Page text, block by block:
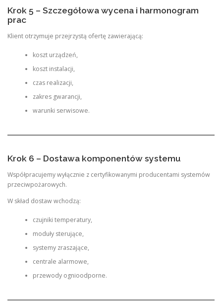
Krok 5 – Szczegółowa wycena i harmonogram
prac
Klient otrzymuje przejrzystą ofertę zawierającą:
koszt urządzeń,
koszt instalacji,
czas realizacji,
zakres gwarancji,
warunki serwisowe.
Krok 6 – Dostawa komponentów systemu
Współpracujemy wyłącznie z certyfikowanymi producentami systemów
przeciwpożarowych.
W skład dostaw wchodzą:
czujniki temperatury,
moduły sterujące,
systemy zraszające,
centrale alarmowe,
przewody ognioodporne.